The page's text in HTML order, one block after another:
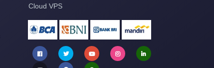
Cloud VPS